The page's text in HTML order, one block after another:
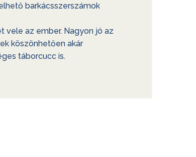
barkácsszerszámok
vele az ember. Nagyon jó az
köszönhetően akár
táborcucc is.